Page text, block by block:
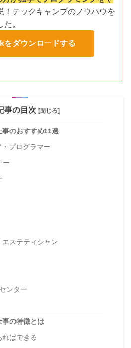
！テックキャンプのノウハウを
。
をダウンロードする
事の目次 [閉じる]
事のおすすめ11選
プログラマー
ー
エステティシャン
ンター
事の特徴とは
ばできる